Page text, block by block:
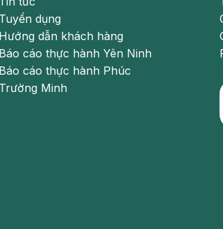
giáp Hashimoto.
Tuyển dụng
Hướng dẫn khách hàng
Báo cáo thực hành Yên Ninh
Báo cáo thực hành Phúc
Trường Minh